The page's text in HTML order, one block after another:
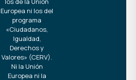
Europea ni los del
programa
«Ciudadanos,
Igualdad,
Derechos y
Valores» (CERV).
Ni la Unión
Europea ni la